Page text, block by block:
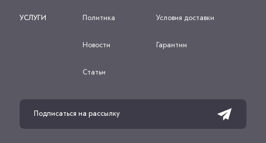
УСЛУГИ Политика
Новости
Статьи
Условия доставки
Гарантии